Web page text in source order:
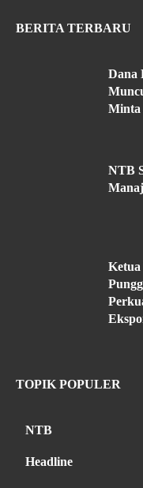
BERITA TERBARU
Dana
Minta
NTB
TOPIK POPULER
NTB
Headline